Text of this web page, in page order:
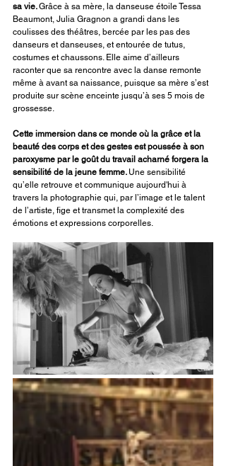
sa vie. Grâce à sa mère, la danseuse étoile Tessa
Beaumont, Julia Gragnon a grandi dans les
coulisses des théâtres, bercée par les pas des
danseurs et danseuses, et entourée de tutus,
costumes et chaussons. Elle aime d’ailleurs
raconter que sa rencontre avec la danse remonte
même à avant sa naissance, puisque sa mère s’est
produite sur scène enceinte jusqu’à ses 5 mois de
grossesse.
Cette immersion dans ce monde où la grâce et la
beauté des corps et des gestes est poussée à son
paroxysme par le goût du travail acharné forgera la
sensibilité de la jeune femme. Une sensibilité
qu’elle retrouve et communique aujourd'hui à
travers la photographie qui, par l’image et le talent
de l’artiste, fige et transmet la complexité des
émotions et expressions corporelles.